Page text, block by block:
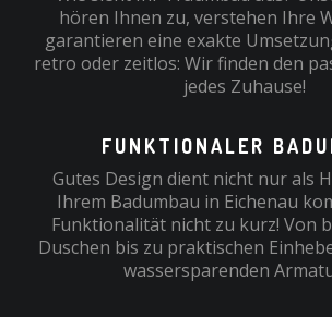
hören Ihnen zu, verstehen Ihre
garantieren eine exakte
retro oder zeitlos: Wir finden den
jedes Zuhause!
FUNKTIONALER
Gutes Design dient nicht nur als
Ihrem Badumbau in Eichenau
Funktionalität nicht zu kurz! Von
Duschen bis zu praktischen
wassersparenden